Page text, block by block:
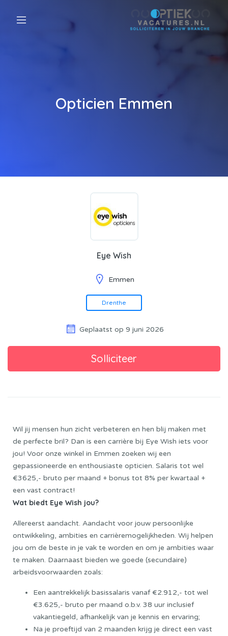
Opticien Emmen
Eye Wish
Emmen
Drenthe
Geplaatst op 9 juni 2026
Wil jij mensen hun zicht verbeteren en hen blij maken met
de perfecte bril? Dan is een carrière bij Eye Wish iets voor
jou! Voor onze winkel in Emmen zoeken wij een
gepassioneerde en enthousiaste opticien. Salaris tot wel
€3625,- bruto per maand + bonus tot 8% per kwartaal +
een vast contract!
Wat biedt Eye Wish jou?
Allereerst aandacht. Aandacht voor jouw persoonlijke
ontwikkeling, ambities en carrièremogelijkheden. Wij helpen
jou om de beste in je vak te worden en om je ambities waar
te maken. Daarnaast bieden we goede (secundaire)
arbeidsvoorwaarden zoals:
Een aantrekkelijk basissalaris vanaf €2.912,- tot wel
€3.625,- bruto per maand o.b.v. 38 uur inclusief
vakantiegeld, afhankelijk van je kennis en ervaring;
Na je proeftijd van 2 maanden krijg je direct een vast